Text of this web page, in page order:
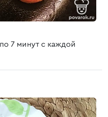
7 минут с каждой